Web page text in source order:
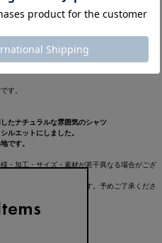
す。
たナチュラルな雰囲気のシャツ
ルエットにしました。
です。
・加工・サイズ・素材が若干異なる場合がござ
が異なる場合がございます。予めご了承くださ